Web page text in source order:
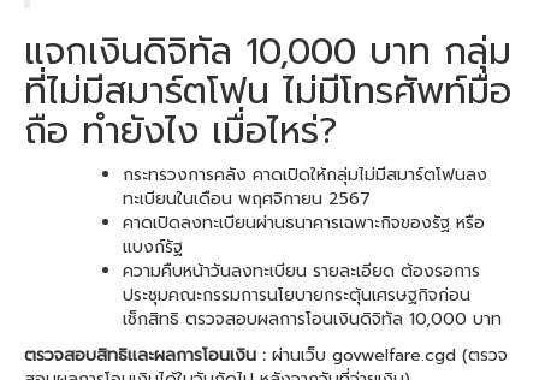
แจกเงินดิจิทัล 10,000 บาท กลุ่ม
ที่ไม่มีสมาร์ตโฟน ไม่มีโทรศัพท์มือ
ถือ ทำยังไง เมื่อไหร่?
กระทรวงการคลัง คาดเปิดให้กลุ่มไม่มีสมาร์ตโฟนลง
ทะเบียนในเดือน พฤศจิกายน 2567
คาดเปิดลงทะเบียนผ่านธนาคารเฉพาะกิจของรัฐ หรือ
แบงก์รัฐ
ความคืบหน้าวันลงทะเบียน รายละเอียด ต้องรอการ
ประชุมคณะกรรมการนโยบายกระตุ้นเศรษฐกิจก่อน
เช็กสิทธิ ตรวจสอบผลการโอนเงินดิจิทัล 10,000 บาท
ตรวจสอบสิทธิและผลการโอนเงิน : ผ่านเว็บ govwelfare.cgd (ตรวจ